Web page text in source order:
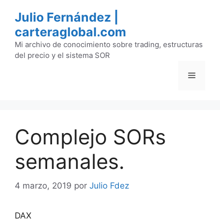
contenido
Julio Fernández |
carteraglobal.com
Mi archivo de conocimiento sobre trading, estructuras
del precio y el sistema SOR
Menú
Complejo SORs
semanales.
4 marzo, 2019 por Julio Fdez
DAX